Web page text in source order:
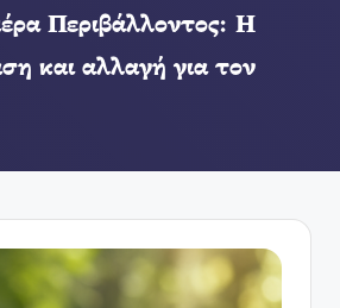
Περιβάλλοντος: Η
και αλλαγή για τον